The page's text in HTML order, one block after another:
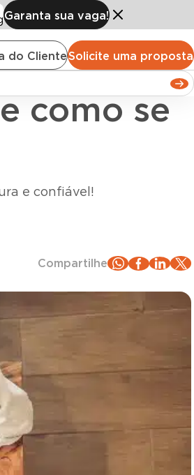
do ClienteSolicite uma proposta
Garanta sua vaga!
como se
e confiável!
Compartilhe